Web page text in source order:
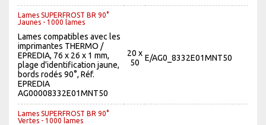
Lames SUPERFROST BR 90°
Jaunes - 1000 lames
Lames compatibles avec les
imprimantes THERMO /
EPREDIA, 76 x 26 x 1 mm,
plage d'identification jaune,
bords rodés 90°, Réf.
EPREDIA
AG00008332E01MNT50
20 x
50
E/AG0_8332E01MNT50
Lames SUPERFROST BR 90°
Vertes - 1000 lames